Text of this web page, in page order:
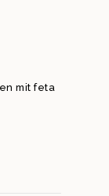
mit feta